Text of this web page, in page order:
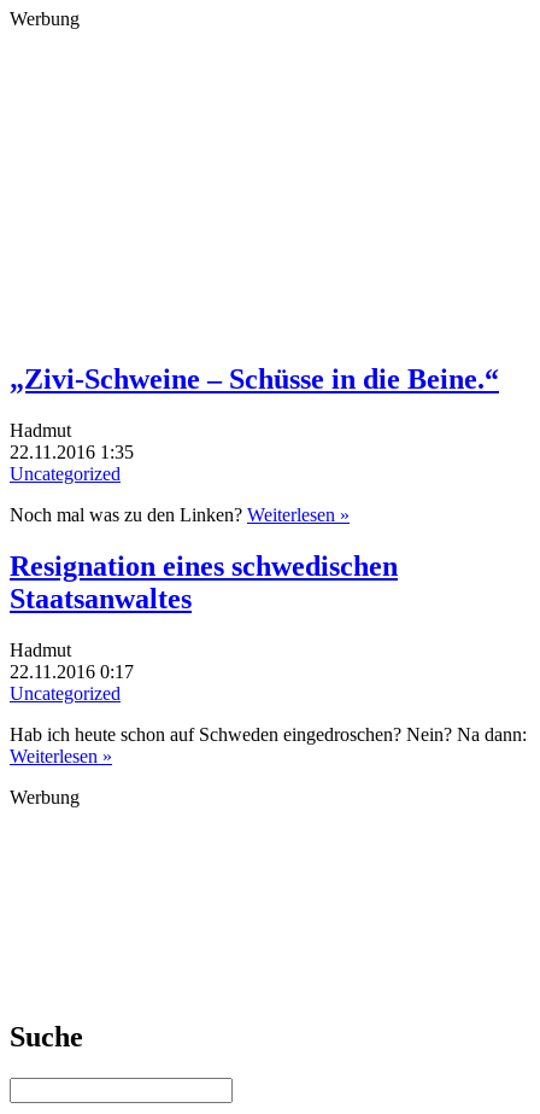
Werbung
„Zivi-Schweine – Schüsse in die Beine.“
Hadmut
22.11.2016 1:35
Uncategorized
Noch mal was zu den Linken? Weiterlesen »
Resignation eines schwedischen
Staatsanwaltes
Hadmut
22.11.2016 0:17
Uncategorized
Hab ich heute schon auf Schweden eingedroschen? Nein? Na dann:
Weiterlesen »
Werbung
Suche